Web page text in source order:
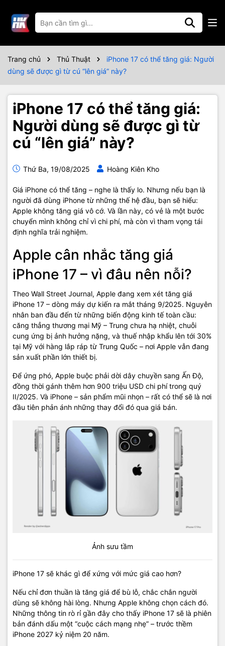
Trang chủ Thủ Thuật
iPhone 17 có thể tăng giá: Người
dùng sẽ được gì từ cú “lên giá” này?
iPhone 17 có thể tăng giá:
Người dùng sẽ được gì từ
cú “lên giá” này?
Thứ Ba, 19/08/2025 Hoàng Kiên Kho
Giá iPhone có thể tăng – nghe là thấy lo. Nhưng nếu bạn là
người đã dùng iPhone từ những thế hệ đầu, bạn sẽ hiểu:
Apple không tăng giá vô cớ. Và lần này, có vẻ là một bước
chuyển mình không chỉ vì chi phí, mà còn vì tham vọng tái
định nghĩa trải nghiệm.
Apple cân nhắc tăng giá
iPhone 17 – vì đâu nên nỗi?
Theo Wall Street Journal, Apple đang xem xét tăng giá
iPhone 17 – dòng máy dự kiến ra mắt tháng 9/2025. Nguyên
nhân ban đầu đến từ những biến động kinh tế toàn cầu:
căng thẳng thương mại Mỹ – Trung chưa hạ nhiệt, chuỗi
cung ứng bị ảnh hưởng nặng, và thuế nhập khẩu lên tới 30%
tại Mỹ với hàng lắp ráp từ Trung Quốc – nơi Apple vẫn đang
sản xuất phần lớn thiết bị.
Để ứng phó, Apple buộc phải dời dây chuyền sang Ấn Độ,
đồng thời gánh thêm hơn 900 triệu USD chi phí trong quý
II/2025. Và iPhone – sản phẩm mũi nhọn – rất có thể sẽ là nơi
đầu tiên phản ánh những thay đổi đó qua giá bán.
Ảnh sưu tầm
iPhone 17 sẽ khác gì để xứng với mức giá cao hơn?
Nếu chỉ đơn thuần là tăng giá để bù lỗ, chắc chắn người
dùng sẽ không hài lòng. Nhưng Apple không chọn cách đó.
Những thông tin rò rỉ gần đây cho thấy iPhone 17 sẽ là phiên
bản đánh dấu một “cuộc cách mạng nhẹ” – trước thềm
iPhone 2027 kỷ niệm 20 năm.